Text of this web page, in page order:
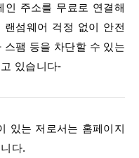
인 주소를 무료로 연결해
섬웨어 걱정 없이 안전
팸 등을 차단할 수 있는
있습니다-​
있는 저로서는 홈페이지
다​.